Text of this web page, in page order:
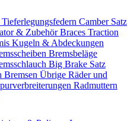
Tieferlegungsfedern Camber Satz
& ZubehörBraces Traction
Kugeln & Abdeckungen
Bremsbeläge
Big Brake Satz
Bremsen Übrige Räder und
Radmuttern